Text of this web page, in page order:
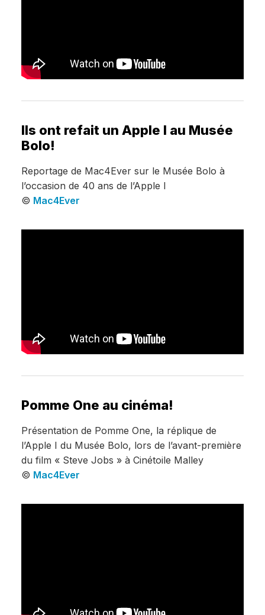
Ils ont refait un Apple I au Musée
Bolo!
Reportage de Mac4Ever sur le Musée Bolo à
l’occasion de 40 ans de l’Apple I
© Mac4Ever
Pomme One au cinéma!
Présentation de Pomme One, la réplique de
l’Apple I du Musée Bolo, lors de l’avant-première
du film « Steve Jobs » à Cinétoile Malley
© Mac4Ever